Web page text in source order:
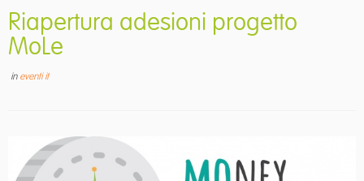
Riapertura adesioni progetto
MoLe
in eventi it